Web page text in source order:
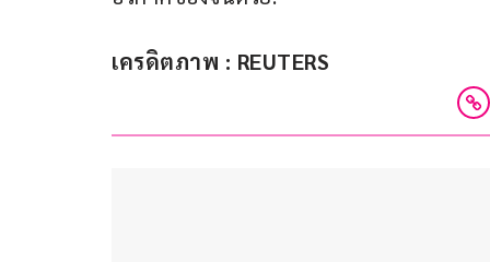
เครดิตภาพ : REUTERS